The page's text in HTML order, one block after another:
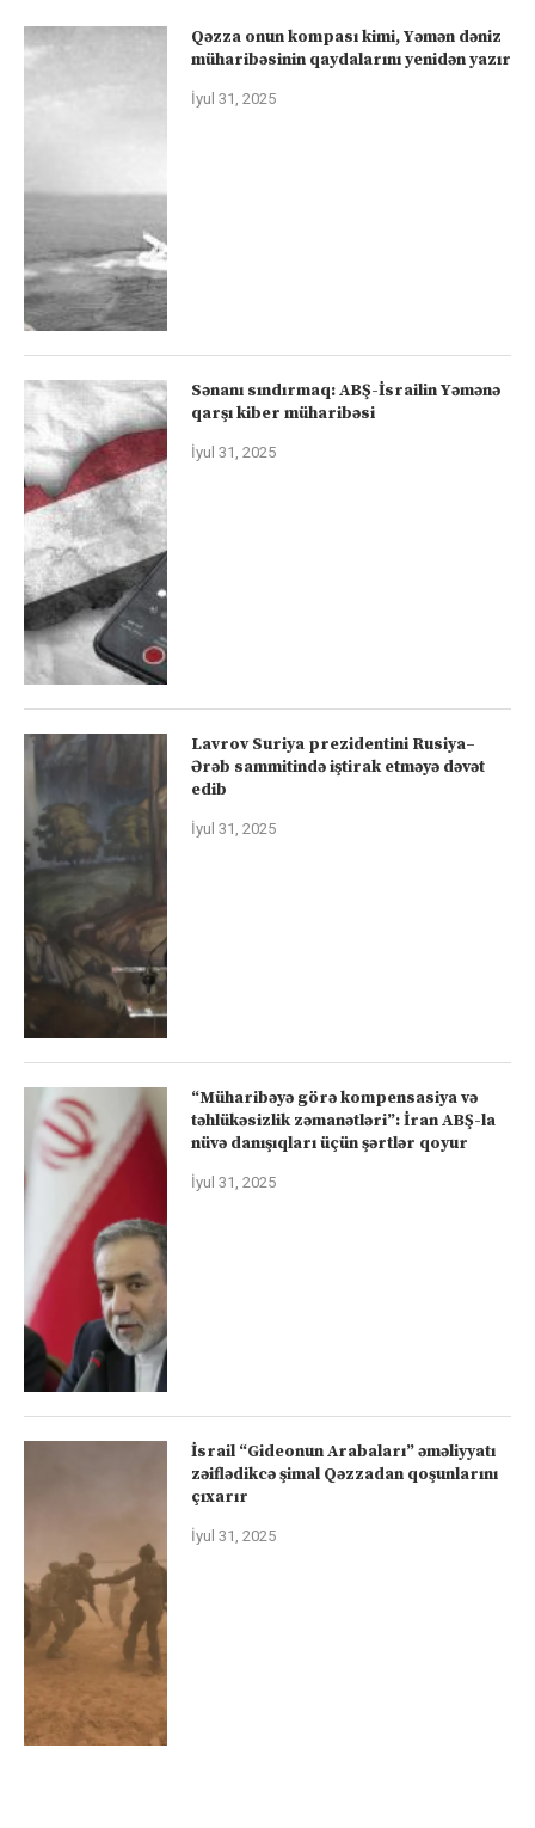
Qəzza onun kompası kimi, Yəmən dəniz
müharibəsinin qaydalarını yenidən yazır
İyul 31, 2025
Sənanı sındırmaq: ABŞ-İsrailin Yəmənə
qarşı kiber müharibəsi
İyul 31, 2025
Lavrov Suriya prezidentini Rusiya–
Ərəb sammitində iştirak etməyə dəvət
edib
İyul 31, 2025
“Müharibəyə görə kompensasiya və
təhlükəsizlik zəmanətləri”: İran ABŞ-la
nüvə danışıqları üçün şərtlər qoyur
İyul 31, 2025
İsrail “Gideonun Arabaları” əməliyyatı
zəiflədikcə şimal Qəzzadan qoşunlarını
çıxarır
İyul 31, 2025